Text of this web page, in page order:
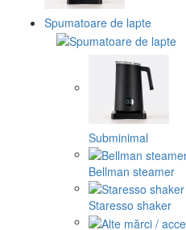
Spumatoare de lapte
Subminimal
Bellman steamer
Staresso shaker